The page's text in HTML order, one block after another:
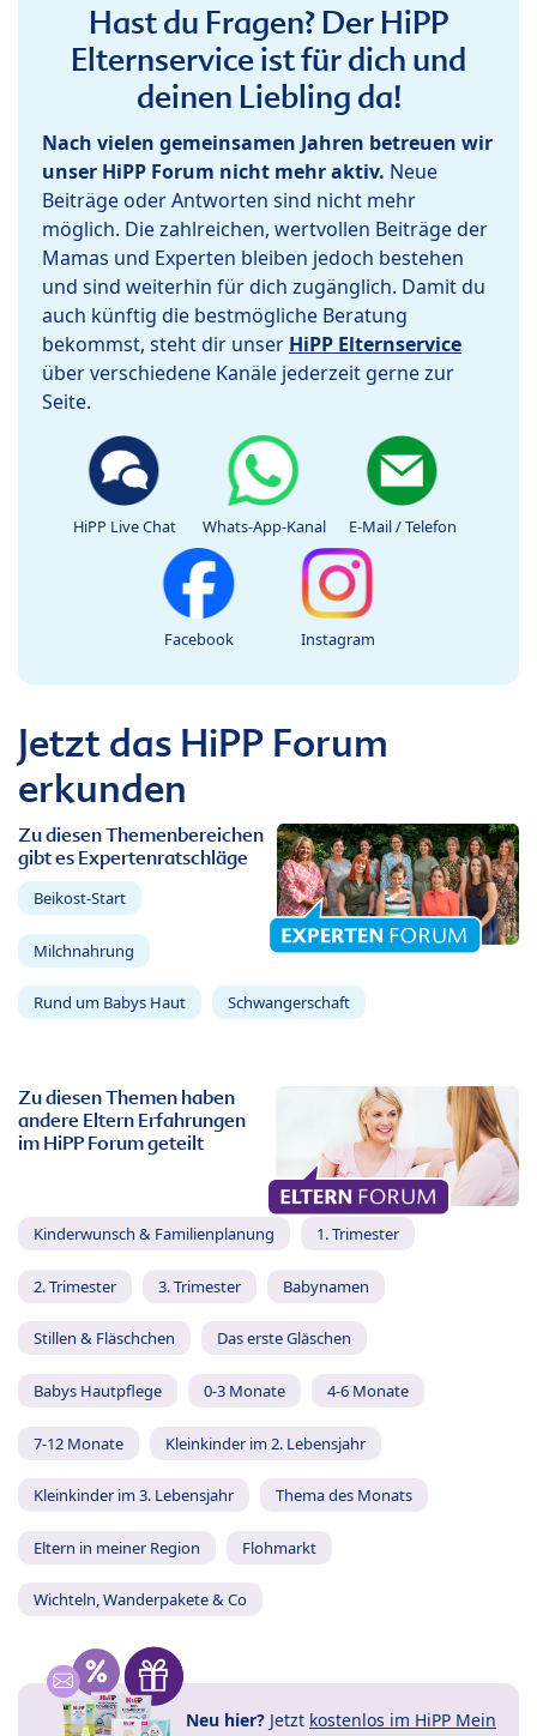
Hast du Fragen? Der HiPP
Elternservice ist für dich und
deinen Liebling da!
Nach vielen gemeinsamen Jahren betreuen wir
unser HiPP Forum nicht mehr aktiv. Neue
Beiträge oder Antworten sind nicht mehr
möglich. Die zahlreichen, wertvollen Beiträge der
Mamas und Experten bleiben jedoch bestehen
und sind weiterhin für dich zugänglich. Damit du
auch künftig die bestmögliche Beratung
bekommst, steht dir unser HiPP Elternservice
über verschiedene Kanäle jederzeit gerne zur
Seite.
HiPP Live Chat Whats-App-Kanal E-Mail / Telefon
Facebook Instagram
Jetzt das HiPP Forum
erkunden
Zu diesen Themenbereichen
gibt es Expertenratschläge
Beikost-Start
Milchnahrung
Rund um Babys Haut Schwangerschaft
Zu diesen Themen haben
andere Eltern Erfahrungen
im HiPP Forum geteilt
Kinderwunsch & Familienplanung 1. Trimester
2. Trimester 3. Trimester Babynamen
Stillen & Fläschchen Das erste Gläschen
Babys Hautpflege 0-3 Monate 4-6 Monate
7-12 Monate Kleinkinder im 2. Lebensjahr
Kleinkinder im 3. Lebensjahr Thema des Monats
Eltern in meiner Region Flohmarkt
Wichteln, Wanderpakete & Co
Neu hier? Jetzt kostenlos im HiPP Mein